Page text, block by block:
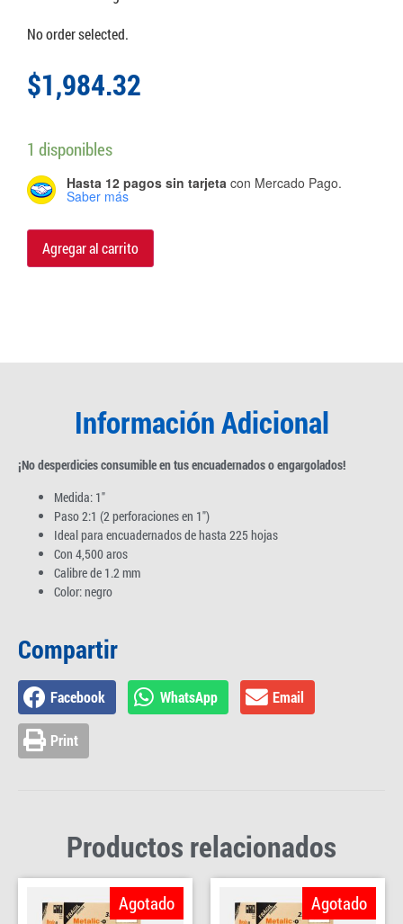
No order selected.
$1,984.32
1 disponibles
Hasta 12 pagos sin tarjeta con Mercado Pago.
Saber más
Agregar al carrito
Información Adicional
¡No desperdicies consumible en tus encuadernados o engargolados!
Medida: 1″
Paso 2:1 (2 perforaciones en 1″)
Ideal para encuadernados de hasta 225 hojas
Con 4,500 aros
Calibre de 1.2 mm
Color: negro
Compartir
Facebook WhatsApp Email
Print
Productos relacionados
Agotado Agotado